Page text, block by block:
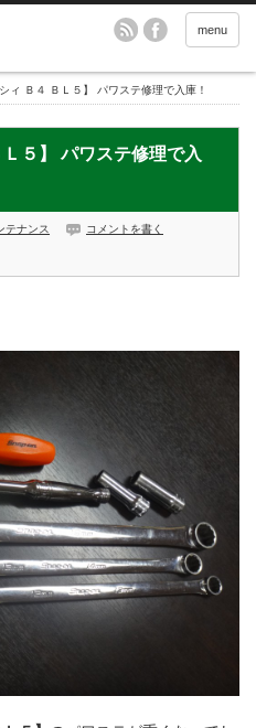
menu
ィ Ｂ４ ＢＬ５】 パワステ修理で入庫！
５】 パワステ修理で入
テナンス コメントを書く